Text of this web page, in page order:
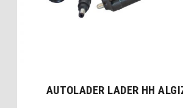
AUTOLADER LADER HH